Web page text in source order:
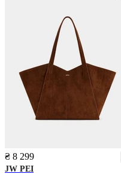
₴ 8 299
JW PEI